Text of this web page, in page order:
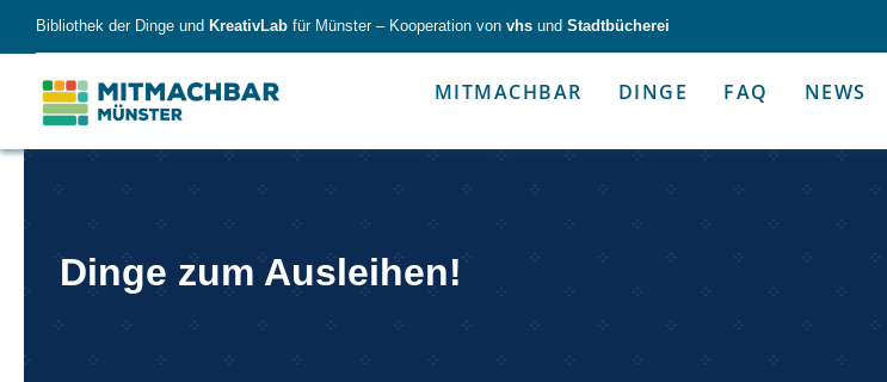
content
Bibliothek der Dinge und KreativLab für Münster – Kooperation von vhs und Stadtbücherei
MITMACHBAR DINGE
Forschen Werkzeug & Alltagshelfer
FAQ NEWS
Dinge zum Ausleihen!